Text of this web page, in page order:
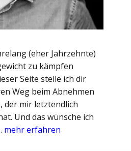
(eher Jahrzehnte)
zu kämpfen
Seite stelle ich dir
Weg beim Abnehmen
der mir letztendlich
Und das wünsche ich
mehr erfahren